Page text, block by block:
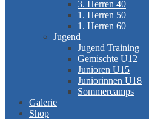
3. Herren 40
1. Herren 50
1. Herren 60
Jugend
Jugend Training
Gemischte U12
Junioren U15
Juniorinnen U18
Sommercamps
Galerie
Shop